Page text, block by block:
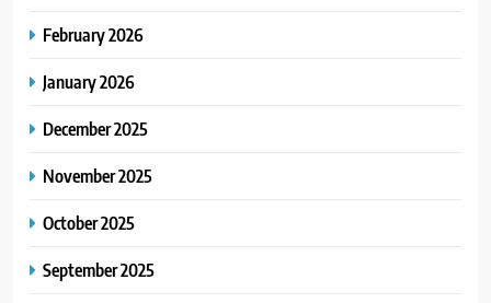
February 2026
January 2026
December 2025
November 2025
October 2025
September 2025